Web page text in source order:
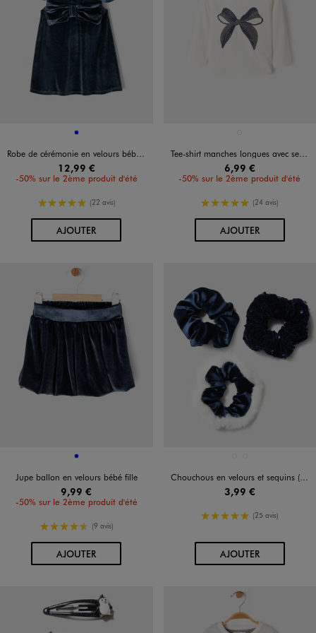
Disponible en 1 coloris
BLEU
Robe de cérémonie en velours bébé fille
12,99 €
-50% sur le 2ème produit d'été
5/5 de moyenne
(22 avis)
AJOUTERAU PANIER
Tee-shirt manches longues avec sequins brodés bébé fille
6,99 €
-50% sur le 2ème produit d'été
5/5 de moyenne
(24 avis)
AJOUTERAU PANIER
Disponible en 1 coloris
BLEU
Jupe ballon en velours bébé fille
9,99 €
-50% sur le 2ème produit d'été
4.5/5 de moyenne
(9 avis)
AJOUTERAU PANIER
Chouchous en velours et sequins (lot de 3)
3,99 €
5/5 de moyenne
(25 avis)
AJOUTERAU PANIER